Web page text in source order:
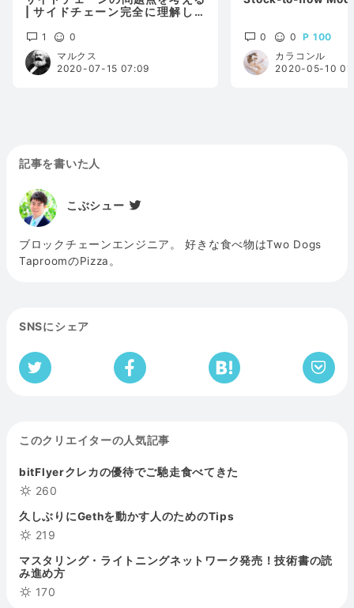
| サイドチェーン完全に理解した
1
0
マルクス
2020-07-15 07:09
0 0
100
カラコンル
2020-05-10
記事を書いた人
こぶシュー
ブロックチェーンエンジニア。 好きな食べ物はTwo Dogs
TaproomのPizza。
SNSにシェア
このクリエイターの人気記事
bitFlyerクレカの優待でご馳走食べてきた
260
久しぶりにGethを動かす人のためのTips
219
マスタリング・ライトニングネットワーク発売！技術書の読
み進め方
170